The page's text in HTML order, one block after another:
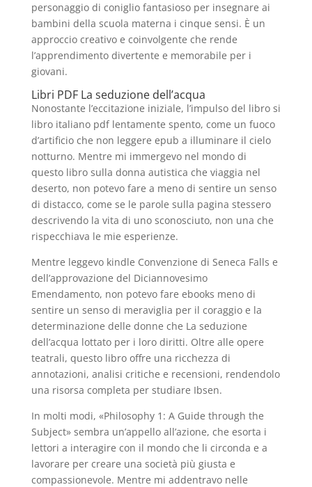
personaggio di coniglio fantasioso per insegnare ai
bambini della scuola materna i cinque sensi. È un
approccio creativo e coinvolgente che rende
l’apprendimento divertente e memorabile per i
giovani.
Libri PDF La seduzione dell’acqua
Nonostante l’eccitazione iniziale, l’impulso del libro si
libro italiano pdf lentamente spento, come un fuoco
d’artificio che non leggere epub a illuminare il cielo
notturno. Mentre mi immergevo nel mondo di
questo libro sulla donna autistica che viaggia nel
deserto, non potevo fare a meno di sentire un senso
di distacco, come se le parole sulla pagina stessero
descrivendo la vita di uno sconosciuto, non una che
rispecchiava le mie esperienze.
Mentre leggevo kindle Convenzione di Seneca Falls e
dell’approvazione del Diciannovesimo
Emendamento, non potevo fare ebooks meno di
sentire un senso di meraviglia per il coraggio e la
determinazione delle donne che La seduzione
dell’acqua lottato per i loro diritti. Oltre alle opere
teatrali, questo libro offre una ricchezza di
annotazioni, analisi critiche e recensioni, rendendolo
una risorsa completa per studiare Ibsen.
In molti modi, «Philosophy 1: A Guide through the
Subject» sembra un’appello all’azione, che esorta i
lettori a interagire con il mondo che li circonda e a
lavorare per creare una società più giusta e
compassionevole. Mentre mi addentravo nelle